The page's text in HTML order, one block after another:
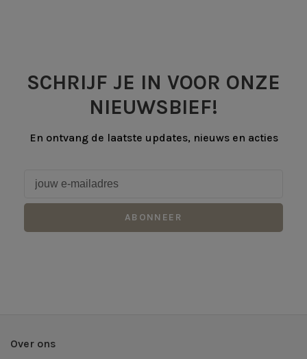
SCHRIJF JE IN VOOR ONZE
NIEUWSBIEF!
En ontvang de laatste updates, nieuws en acties
ABONNEER
Over ons